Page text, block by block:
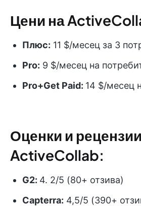
Цени на
Плюс: 11 $/месец за 3
Pro: 9 $/месец на
Pro+Get Paid: 14 $/месец
Оценки и
ActiveCollab:
G2: 4. 2/5 (80+ отзива)
Capterra: 4,5/5 (390+